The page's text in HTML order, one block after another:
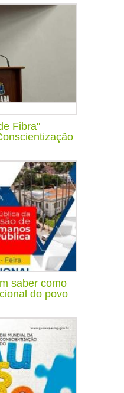
Fibra"
saber como
do povo